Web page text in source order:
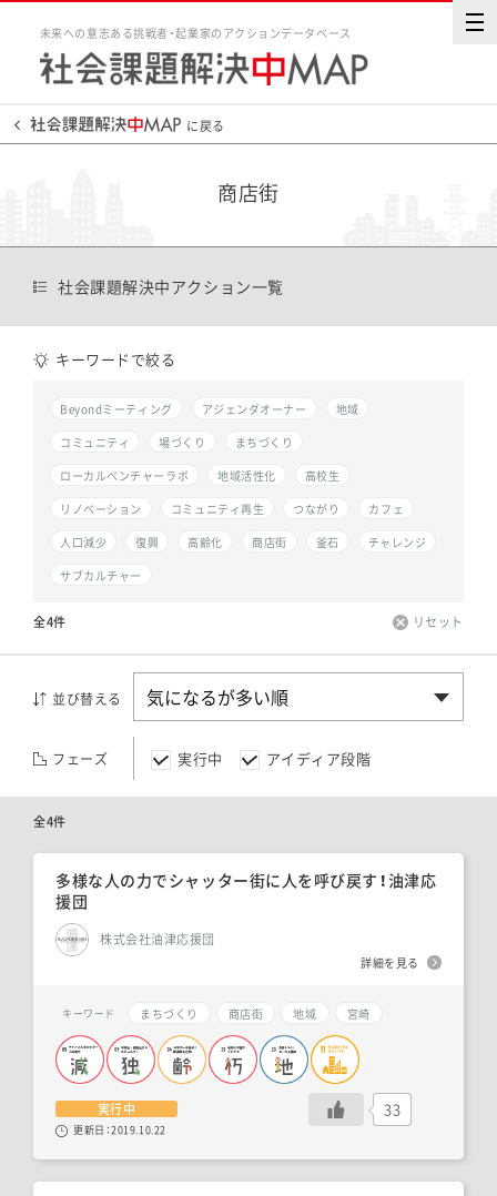
未来への意志ある挑戦者・起業家のアクションデータベース
に戻る
商店街
社会課題解決中アクション一覧
キーワードで絞る
Beyondミーティング アジェンダオーナー
地域
コミュニティ
場づくり
まちづくり
ローカルベンチャーラボ
地域活性化
高校生
リノベーション
コミュニティ再生 つながり
カフェ
人口減少
復興 高齢化 商店街 釜石
チャレンジ
サブカルチャー
全4件 リセット
並び替える
フェーズ 実行中 アイディア段階
全4件
多様な人の力でシャッター街に人を呼び戻す！油津応
援団
株式会社油津応援団
詳細を見る
キーワード まちづくり 商店街 地域 宮崎
実行中
更新日：2019.10.22
33